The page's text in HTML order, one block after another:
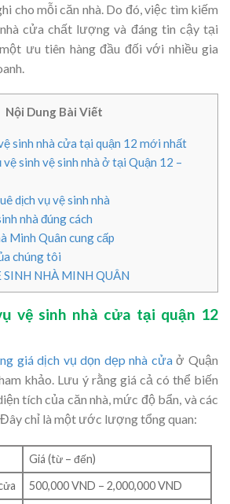
cho mỗi căn nhà. Do đó, việc tìm kiếm
cửa chất lượng và đáng tin cậy tại
ưu tiên hàng đầu đối với nhiều gia
Nội Dung Bài Viết
sinh nhà cửa tại quận 12 mới nhất
sinh vệ sinh nhà ở tại Quận 12 –
dịch vụ vệ sinh nhà
nhà đúng cách
Minh Quân cung cấp
chúng tôi
SINH NHÀ MINH QUÂN
vệ sinh nhà cửa tại quận 12
giá dịch vụ dọn dẹp nhà cửaở Quận
khảo. Lưu ý rằng giá cả có thể biến
tích của căn nhà, mức độ bẩn, và các
chỉ là một ước lượng tổng quan:
Giá (từ – đến)
500,000 VND – 2,000,000 VND